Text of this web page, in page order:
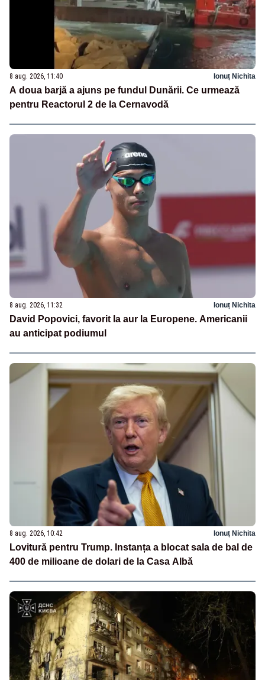
8 aug. 2026, 11:40 Ionuț Nichita
A doua barjă a ajuns pe fundul Dunării. Ce urmează
pentru Reactorul 2 de la Cernavodă
8 aug. 2026, 11:32 Ionuț Nichita
David Popovici, favorit la aur la Europene. Americanii
au anticipat podiumul
8 aug. 2026, 10:42 Ionuț Nichita
Lovitură pentru Trump. Instanța a blocat sala de bal de
400 de milioane de dolari de la Casa Albă